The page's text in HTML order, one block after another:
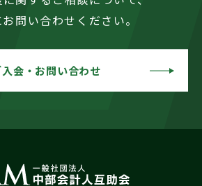
問い合わせください。
入会・お問い合わせ